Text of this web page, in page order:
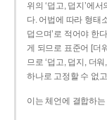
위의 ‘덥고, 덥지’에서
다. 어법에 따라 형태
덥으며’로 적어야 한
게 되므로 표준어 [더
므로 ‘덥고, 덥지, 더
하나로 고정할 수 없고
이는 체언에 결합하